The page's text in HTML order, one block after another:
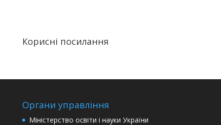
Корисні посилання
Органи управління
Міністерство освіти і науки України